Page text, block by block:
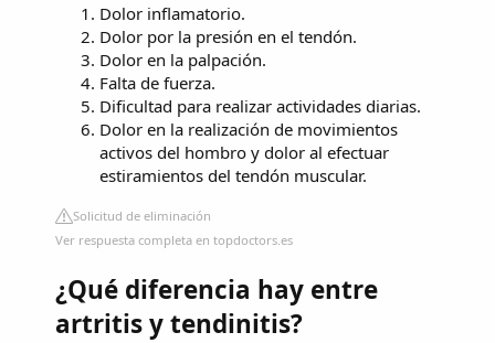
Dolor inflamatorio.
Dolor por la presión en el tendón.
Dolor en la palpación.
Falta de fuerza.
Dificultad para realizar actividades diarias.
Dolor en la realización de movimientos
activos del hombro y dolor al efectuar
estiramientos del tendón muscular.
Solicitud de eliminación
Ver respuesta completa en topdoctors.es
¿Qué diferencia hay entre
artritis y tendinitis?